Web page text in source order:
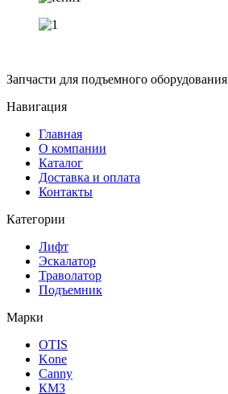
Запчасти для подъемного оборудования
Навигация
Главная
О компании
Каталог
Доставка и оплата
Контакты
Категории
Лифт
Эскалатор
Траволатор
Подъемник
Марки
OTIS
Kone
Canny
КМЗ